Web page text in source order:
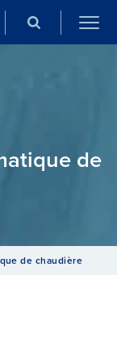
de
de Chaufferies
de chaudière